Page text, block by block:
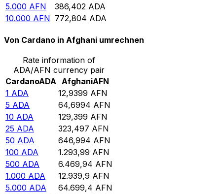
5.000 AFN 386,402 ADA
10.000 AFN 772,804 ADA
Von Cardano in Afghani umrechnen
Rate information of
ADA/AFN currency pair
CardanoADA AfghaniAFN
1 ADA 12,9399 AFN
5 ADA 64,6994 AFN
10 ADA 129,399 AFN
25 ADA 323,497 AFN
50 ADA 646,994 AFN
100 ADA 1.293,99 AFN
500 ADA 6.469,94 AFN
1.000 ADA 12.939,9 AFN
5.000 ADA 64.699,4 AFN